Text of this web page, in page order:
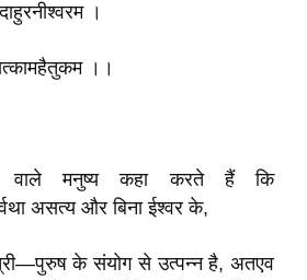
।
।।
वाले मनुष्य कहा करते हैं कि
असत्य और बिना ईश्वर के,
के संयोग से उत्पन्न है, अतएव